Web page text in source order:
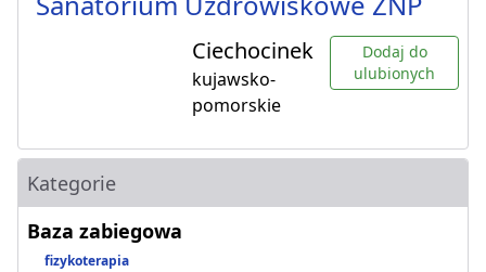
Ciechocinek
kujawsko-
pomorskie
Dodaj do
ulubionych
Kategorie
Baza zabiegowa
fizykoterapia